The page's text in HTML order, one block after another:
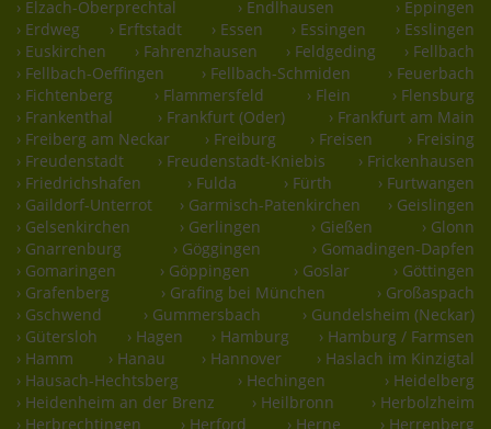
› Elzach-Oberprechtal
› Endlhausen
› Eppingen
› Erdweg
› Erftstadt › Essen › Essingen
› Esslingen
› Euskirchen
› Fahrenzhausen › Feldgeding
› Fellbach
› Fellbach-Oeffingen
› Fellbach-Schmiden
› Feuerbach
› Fichtenberg
› Flammersfeld › Flein
› Flensburg
› Frankenthal
› Frankfurt (Oder)
› Frankfurt am Main
› Freiberg am Neckar
› Freiburg › Freisen
› Freising
› Freudenstadt
› Freudenstadt-Kniebis
› Frickenhausen
› Friedrichshafen
› Fulda › Fürth
› Furtwangen
› Gaildorf-Unterrot
› Garmisch-Patenkirchen
› Geislingen
› Gelsenkirchen
› Gerlingen › Gießen
› Glonn
› Gnarrenburg
› Göggingen
› Gomadingen-Dapfen
› Gomaringen
› Göppingen › Goslar
› Göttingen
› Grafenberg
› Grafing bei München
› Großaspach
› Gschwend
› Gummersbach
› Gundelsheim (Neckar)
› Gütersloh
› Hagen › Hamburg
› Hamburg / Farmsen
› Hamm
› Hanau › Hannover
› Haslach im Kinzigtal
› Hausach-Hechtsberg
› Hechingen
› Heidelberg
› Heidenheim an der Brenz
› Heilbronn
› Herbolzheim
› Herbrechtingen
› Herford › Herne
› Herrenberg